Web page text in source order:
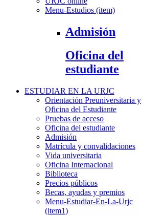
Menu-Estudios (item)
Admisión
Oficina del
estudiante
ESTUDIAR EN LA URJC
Orientación Preuniversitaria y
Oficina del Estudiante
Pruebas de acceso
Oficina del estudiante
Admisión
Matrícula y convalidaciones
Vida universitaria
Oficina Internacional
Biblioteca
Precios públicos
Becas, ayudas y premios
Menu-Estudiar-En-La-Urjc
(item1)